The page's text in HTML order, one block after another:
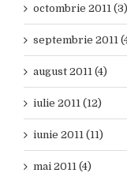
octombrie 2011 (3)
septembrie 2011
august 2011 (4)
iulie 2011 (12)
iunie 2011 (11)
mai 2011 (4)